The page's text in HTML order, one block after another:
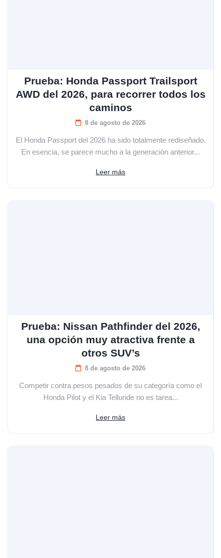
Prueba: Honda Passport Trailsport
AWD del 2026, para recorrer todos los
caminos
8 de agosto de 2026
El Honda Passport del 2026 ha sido totalmente rediseñado.
En esencia, se parece mucho a la generación anterior...
Leer más
Prueba: Nissan Pathfinder del 2026,
una opción muy atractiva frente a
otros SUV’s
8 de agosto de 2026
Competir contra pesos pesados de su categoría como el
Honda Pilot y el Kia Telluride no es tarea...
Leer más